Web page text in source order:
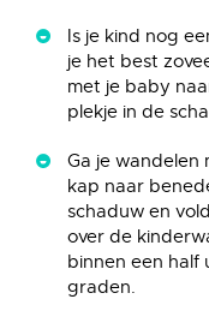
Is je kind nog
je het best
met je baby
plekje in de
Ga je wandelen
kap naar
schaduw en
over de
binnen een half
graden.